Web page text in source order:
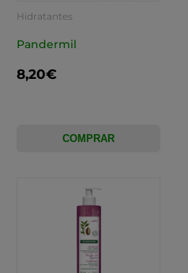
Hidratantes
Pandermil
8,20€
COMPRAR